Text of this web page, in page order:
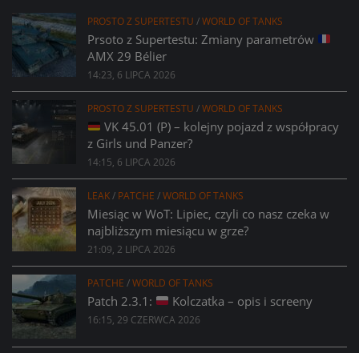
PROSTO Z SUPERTESTU /WORLD OF TANKS
Prsoto z Supertestu: Zmiany parametrów
AMX 29 Bélier
14:23, 6 LIPCA 2026
PROSTO Z SUPERTESTU /WORLD OF TANKS
VK 45.01 (P) – kolejny pojazd z współpracy
z Girls und Panzer?
14:15, 6 LIPCA 2026
LEAK/ PATCHE /WORLD OF TANKS
Miesiąc w WoT: Lipiec, czyli co nasz czeka w
najbliższym miesiącu w grze?
21:09, 2 LIPCA 2026
PATCHE /WORLD OF TANKS
Patch 2.3.1: Kolczatka – opis i screeny
16:15, 29 CZERWCA 2026